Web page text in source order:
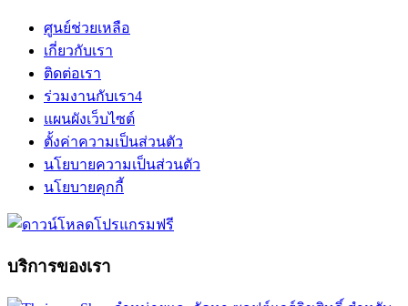
ศูนย์ช่วยเหลือ
เกี่ยวกับเรา
ติดต่อเรา
ร่วมงานกับเรา4
แผนผังเว็บไซต์
ตั้งค่าความเป็นส่วนตัว
นโยบายความเป็นส่วนตัว
นโยบายคุกกี้
บริการของเรา